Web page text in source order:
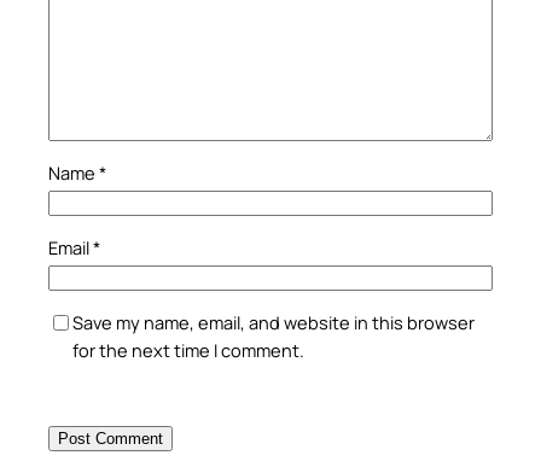
Name *
Email*
Save my name, email, and website in this browser
for the next time I comment.